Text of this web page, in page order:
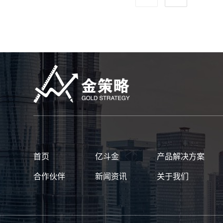
首页 亿斗金 产品解决方案
合作伙伴 新闻资讯 关于我们